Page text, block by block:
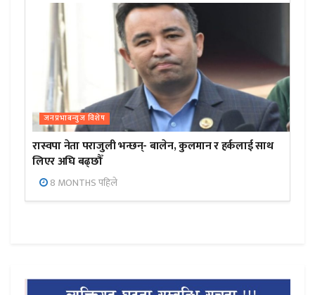
जनप्रभाबन्युज विशेष
रास्वपा नेता पराजुली भन्छन्- बालेन, कुलमान र हर्कलाई साथ
लिएर अघि बढ्छौँ
8 MONTHS पहिले